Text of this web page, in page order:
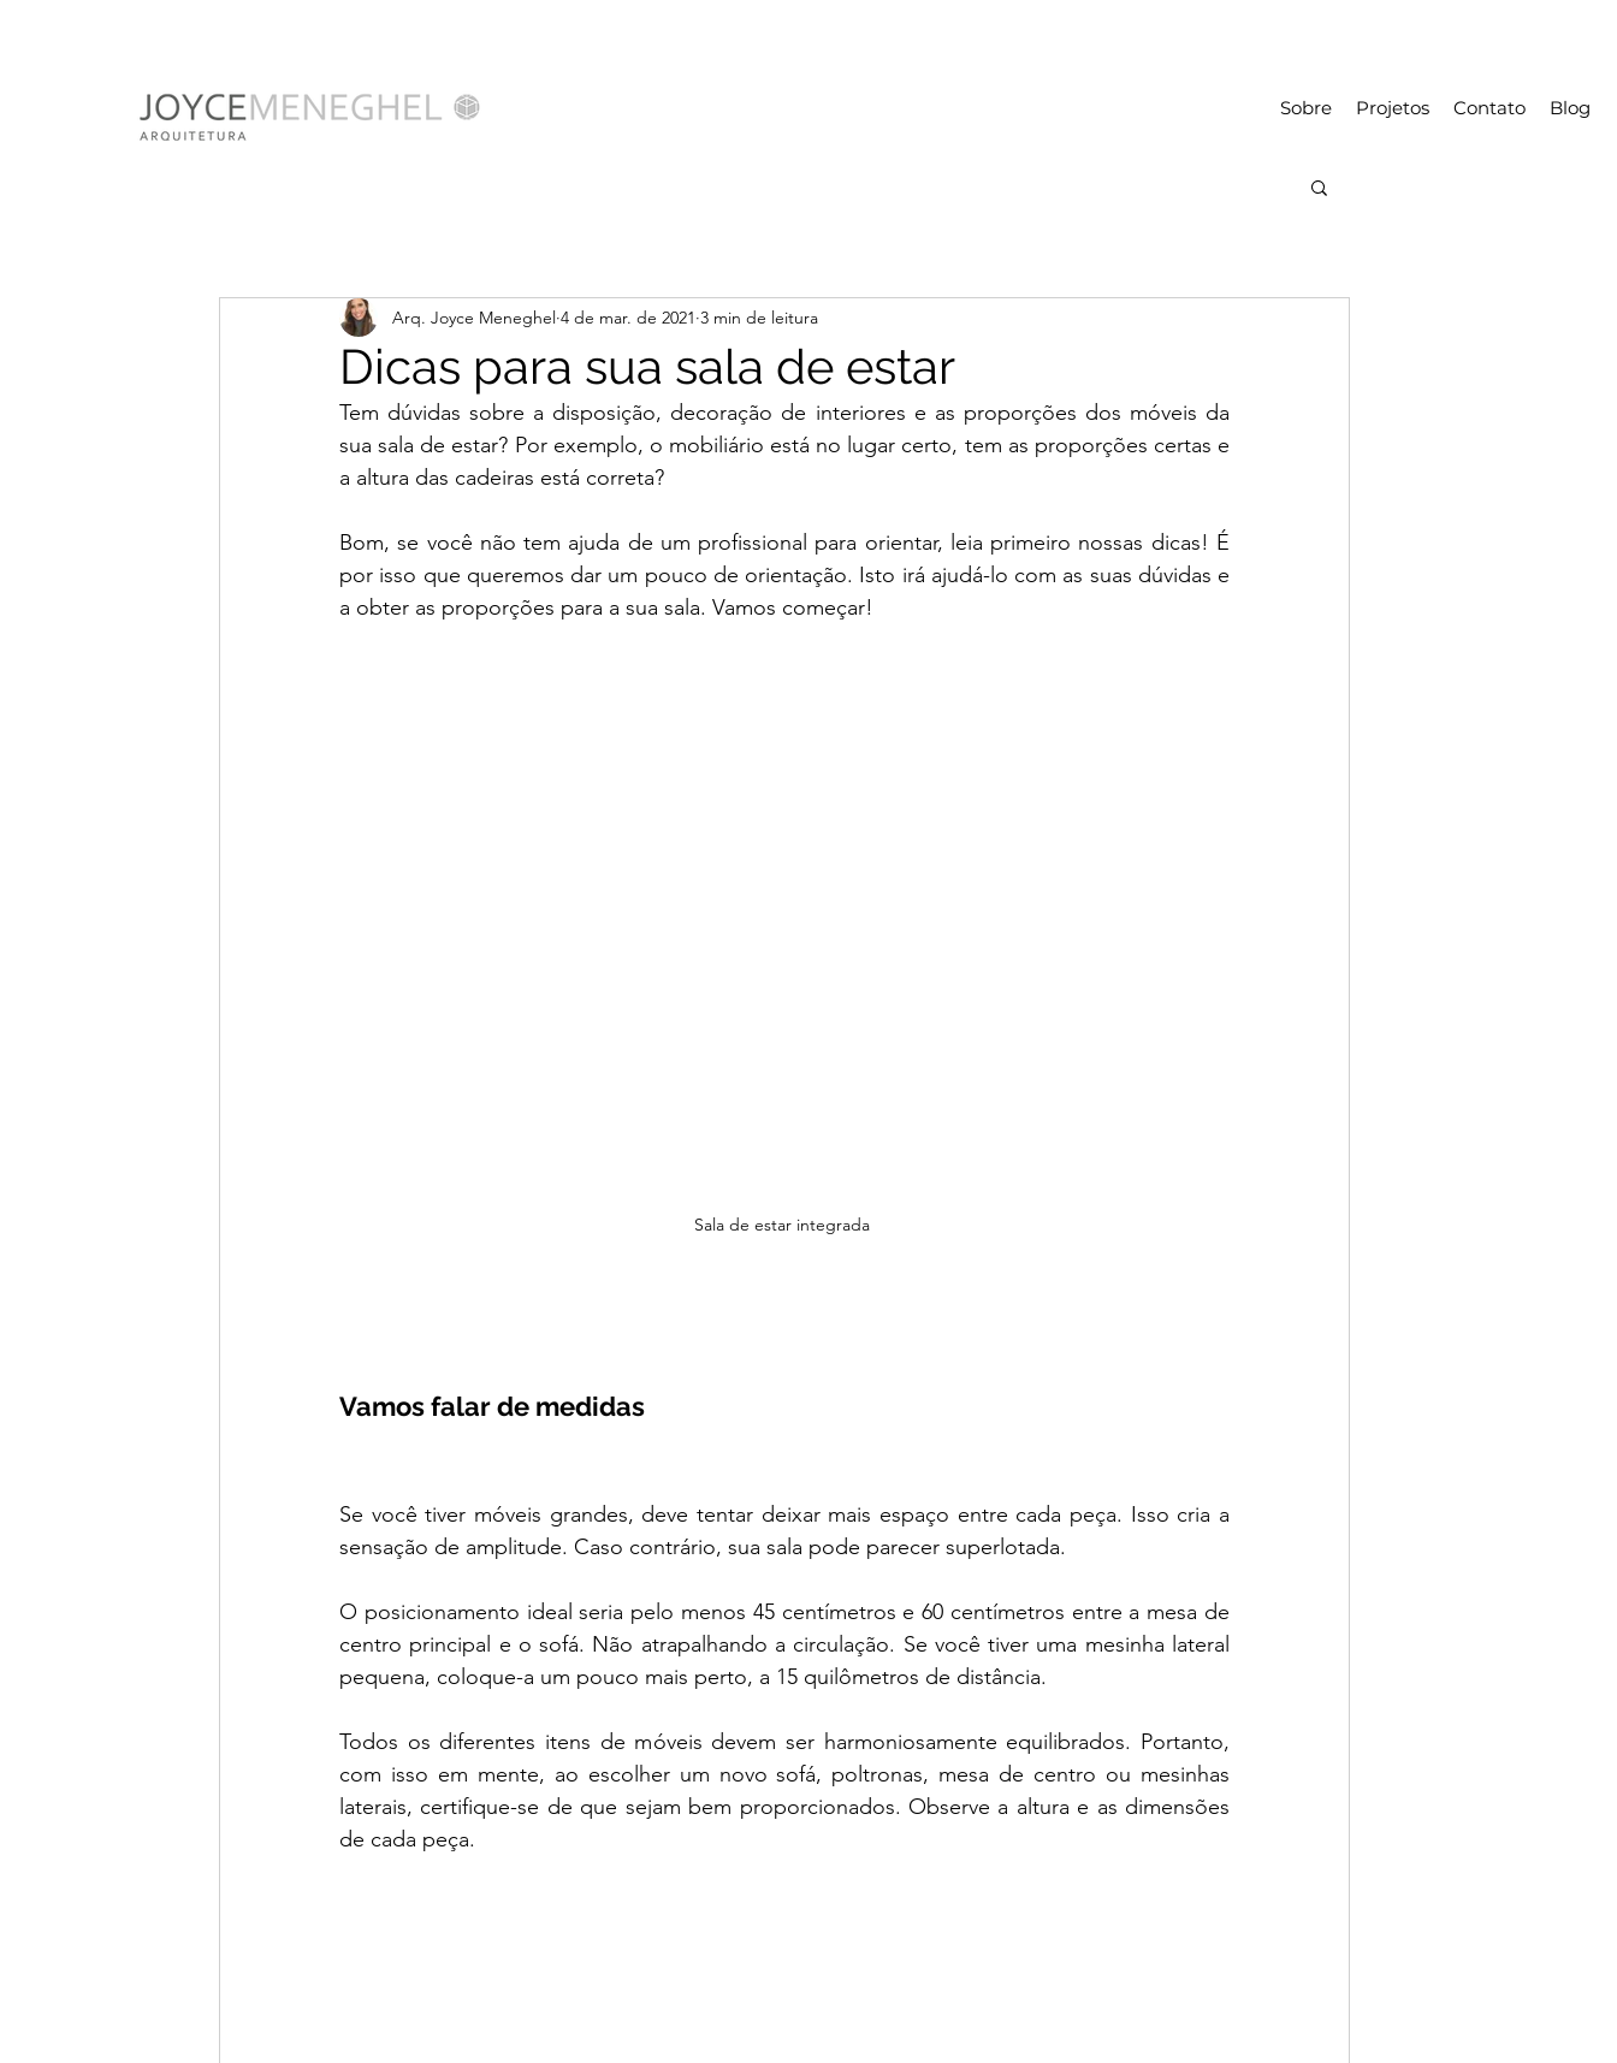
Sobre Projetos Contato Blog
Dicas para sua sala de estar
Arq. Joyce Meneghel 4 de mar. de 2021 3 min de leitura
Tem dúvidas sobre a disposição, decoração de interiores e as proporções dos móveis da
sua sala de estar? Por exemplo, o mobiliário está no lugar certo, tem as proporções certas e
a altura das cadeiras está correta?
Bom, se você não tem ajuda de um profissional para orientar, leia primeiro nossas dicas! É
por isso que queremos dar um pouco de orientação. Isto irá ajudá-lo com as suas dúvidas e
a obter as proporções para a sua sala. Vamos começar!
Sala de estar integrada
Vamos falar de medidas
Se você tiver móveis grandes, deve tentar deixar mais espaço entre cada peça. Isso cria a
sensação de amplitude. Caso contrário, sua sala pode parecer superlotada.
O posicionamento ideal seria pelo menos 45 centímetros e 60 centímetros entre a mesa de
centro principal e o sofá. Não atrapalhando a circulação. Se você tiver uma mesinha lateral
pequena, coloque-a um pouco mais perto, a 15 quilômetros de distância.
Todos os diferentes itens de móveis devem ser harmoniosamente equilibrados. Portanto,
com isso em mente, ao escolher um novo sofá, poltronas, mesa de centro ou mesinhas
laterais, certifique-se de que sejam bem proporcionados. Observe a altura e as dimensões
de cada peça.